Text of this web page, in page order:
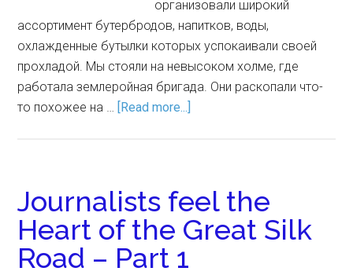
организовали широкий
ассортимент бутербродов, напитков, воды,
охлажденные бутылки которых успокаивали своей
прохладой. Мы стояли на невысоком холме, где
работала землеройная бригада. Они раскопали что-
то похожее на … [Read more...]
Journalists feel the
Heart of the Great Silk
Road – Part 1